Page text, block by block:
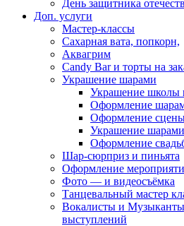
День защитника
Доп. услуги
Мастер-классы
Сахарная вата, попкорн,
Аквагрим
Candy Bar и торты на
Украшение шарами
Украшение школы
Оформление
Оформление
Украшение
Оформление
Шар-сюрприз и пиньята
Оформление
Фото — и видеосъёмка
Танцевальный мастер
Вокалисты и
выступлений